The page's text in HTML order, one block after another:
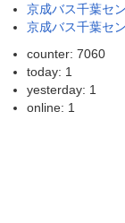
京成バス千葉セ
京成バス千葉セ
counter: 7060
today: 1
yesterday: 1
online: 1